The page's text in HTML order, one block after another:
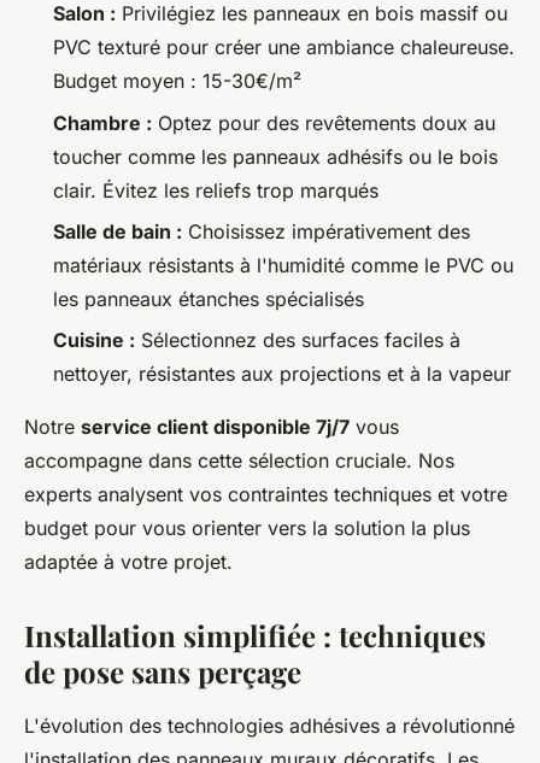
Salon : Privilégiez les panneaux en bois massif ou
PVC texturé pour créer une ambiance chaleureuse.
Budget moyen : 15-30€/m²
Chambre : Optez pour des revêtements doux au
toucher comme les panneaux adhésifs ou le bois
clair. Évitez les reliefs trop marqués
Salle de bain : Choisissez impérativement des
matériaux résistants à l'humidité comme le PVC ou
les panneaux étanches spécialisés
Cuisine : Sélectionnez des surfaces faciles à
nettoyer, résistantes aux projections et à la vapeur
Notre service client disponible 7j/7 vous
accompagne dans cette sélection cruciale. Nos
experts analysent vos contraintes techniques et votre
budget pour vous orienter vers la solution la plus
adaptée à votre projet.
Installation simplifiée : techniques
de pose sans perçage
L'évolution des technologies adhésives a révolutionné